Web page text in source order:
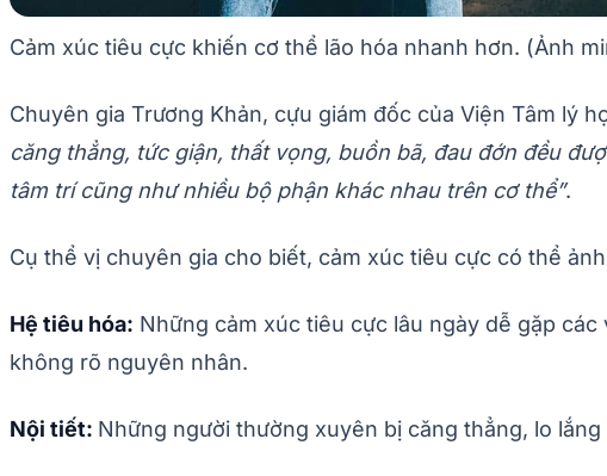
Cảm xúc tiêu cực khiến cơ thể lão hóa nhanh hơn. (Ảnh
Chuyên gia Trương Khản, cựu giám đốc của Viện Tâm lý
căng thẳng, tức giận, thất vọng, buồn bã, đau đớn đều
tâm trí cũng như nhiều bộ phận khác nhau trên cơ thể”.
Cụ thể vị chuyên gia cho biết, cảm xúc tiêu cực có thể
Hệ tiêu hóa: Những cảm xúc tiêu cực lâu ngày dễ gặp
không rõ nguyên nhân.
Nội tiết: Những người thường xuyên bị căng thẳng, lo